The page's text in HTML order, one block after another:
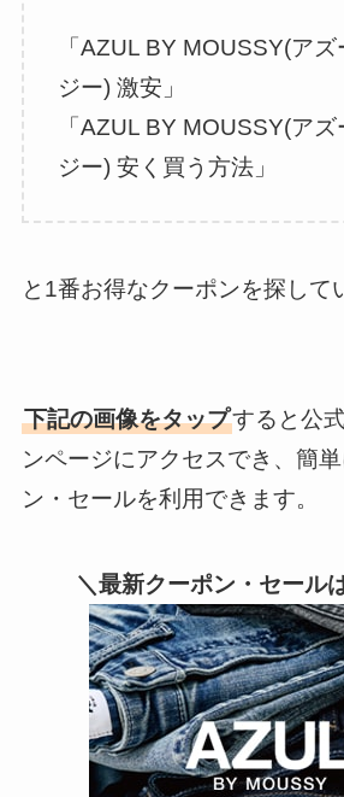
「AZUL BY MOUSSY(ア
ジー) 激安」
「AZUL BY MOUSSY(ア
ジー) 安く買う方法」
と1番お得なクーポンを探して
下記の画像をタップすると公
ンページにアクセスでき、簡
ン・セールを利用できます。
＼最新クーポン・セール